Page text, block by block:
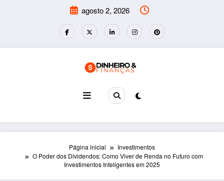
agosto 2, 2026
Página inicial
Investimentos
O Poder dos Dividendos: Como Viver de Renda no Futuro com
Investimentos Inteligentes em 2025